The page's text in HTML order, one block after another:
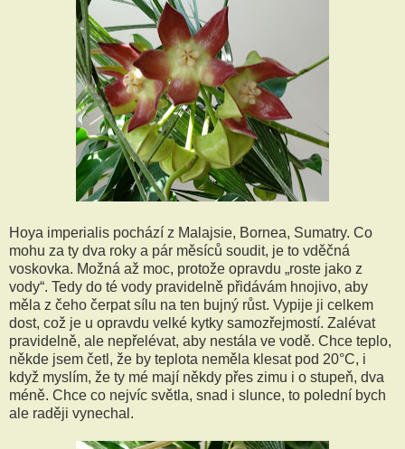
Hoya imperialis pochází z Malajsie, Bornea, Sumatry. Co
mohu za ty dva roky a pár měsíců soudit, je to vděčná
voskovka. Možná až moc, protože opravdu „roste jako z
vody“. Tedy do té vody pravidelně přidávám hnojivo, aby
měla z čeho čerpat sílu na ten bujný růst. Vypije ji celkem
dost, což je u opravdu velké kytky samozřejmostí. Zalévat
pravidelně, ale nepřelévat, aby nestála ve vodě. Chce teplo,
někde jsem četl, že by teplota neměla klesat pod 20°C, i
když myslím, že ty mé mají někdy přes zimu i o stupeň, dva
méně. Chce co nejvíc světla, snad i slunce, to polední bych
ale raději vynechal.